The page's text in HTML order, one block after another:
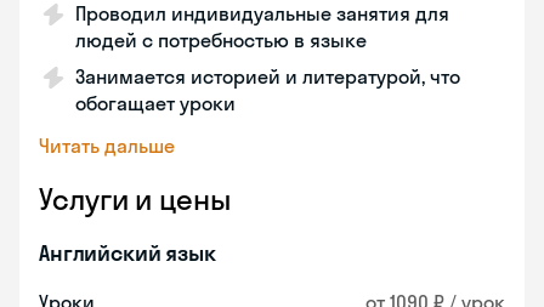
Проводил индивидуальные занятия для
людей с потребностью в языке
Занимается историей и литературой, что
обогащает уроки
Читать дальше
Услуги и цены
Английский язык
Уроки от 1090 ₽ / урок